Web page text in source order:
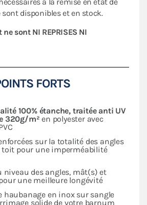
à la remise en état de
disponibles et en stock.
sont NI REPRISES NI
FORTS
100% étanche, traitée anti UV
320g/m² en polyester avec
sur la totalité des angles
toit pour une imperméabilité
niveau des angles, mât(s) et
une meilleure longévité
haubanage en inox sur sangle
solide de votre barnum